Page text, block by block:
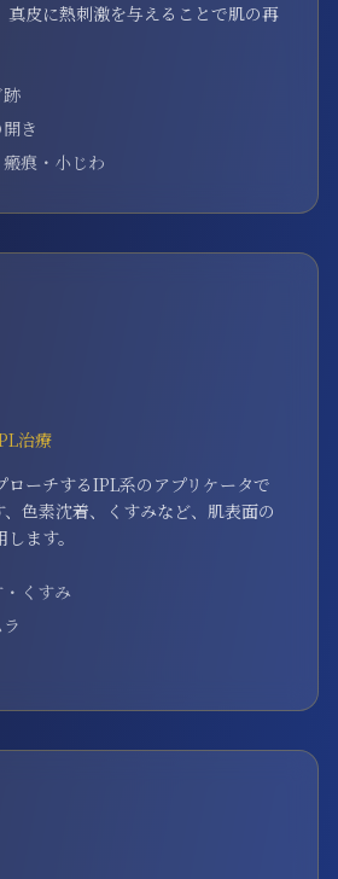
真皮に熱刺激を与えることで肌の再
き
痕・小じわ
治療
ローチするIPL系のアプリケータで
色素沈着、くすみなど、肌表面の
ます。
くすみ